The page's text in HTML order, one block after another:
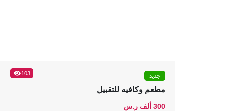
103 جديد
مطعم وكافيه للتقبيل
300 ألف ر.س